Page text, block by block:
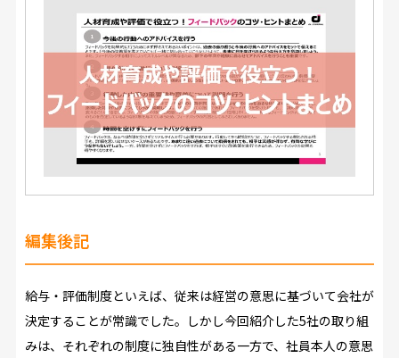
編集後記
給与・評価制度といえば、従来は経営の意思に基づいて会社が
決定することが常識でした。しかし今回紹介した5社の取り組
みは、それぞれの制度に独自性がある一方で、社員本人の意思